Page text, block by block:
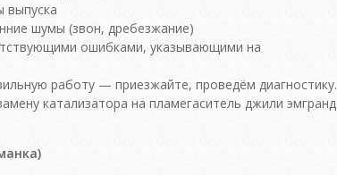
выпуска
шумы (звон, дребезжание)
ошибками, указывающими на
работу — приезжайте, проведём диагностику.
катализатора на пламегаситель джили эмгранд